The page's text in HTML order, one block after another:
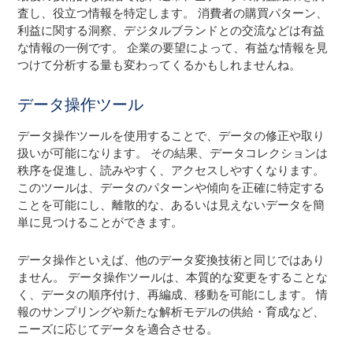
査し、役立つ情報を特定します。 消費者の購買パターン、
利益に関する洞察、デジタルブランドとの交流などは有益
な情報の一例です。 企業の要望によって、有益な情報を見
つけて分析する量も変わってくるかもしれませんね。
データ操作ツール
データ操作ツールを使用することで、データの修正や取り
扱いが可能になります。 その結果、データコレクションは
秩序を促進し、読みやすく、アクセスしやすくなります。
このツールは、データのパターンや傾向を正確に特定する
ことを可能にし、離散的な、あるいは見えないデータを簡
単に見つけることができます。
データ操作といえば、他のデータ変換技術と同じではあり
ません。 データ操作ツールは、本質的な変更をすることな
く、データの順序付け、再編成、移動を可能にします。 情
報のサンプリングや新たな解析モデルの供給・育成など、
ニーズに応じてデータを適合させる。